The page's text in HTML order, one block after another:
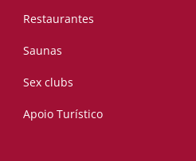
Restaurantes
Saunas
Sex clubs
Apoio Turístico